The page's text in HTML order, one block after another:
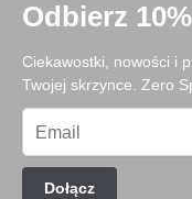
Odbierz
Ciekawostki, nowości i
Twojej skrzynce. Zero
Dołącz